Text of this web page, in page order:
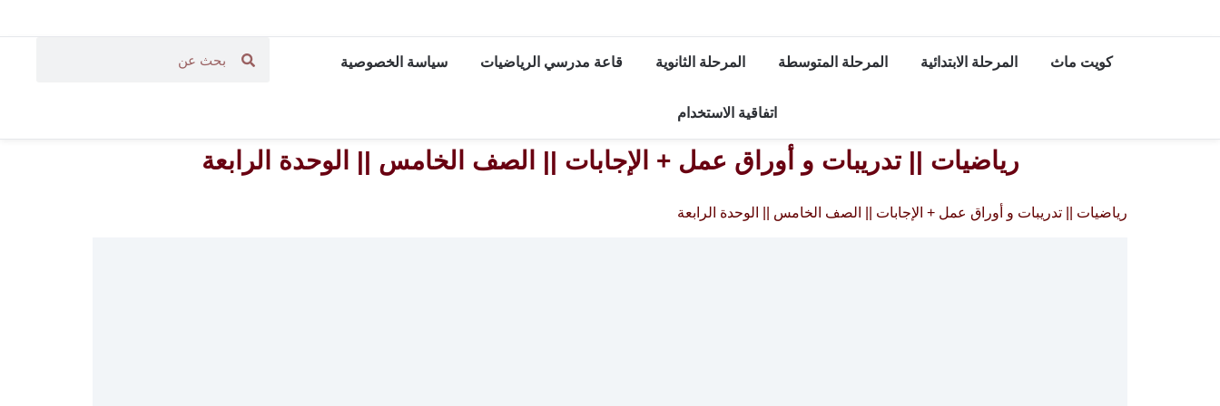
كويت ماث المرحلة الابتدائية المرحلة المتوسطة المرحلة الثانوية قاعة مدرسي الرياضيات سياسة الخصوصية
اتفاقية الاستخدام
رياضيات || تدريبات و أوراق عمل + الإجابات || الصف الخامس || الوحدة الرابعة
رياضيات || تدريبات و أوراق عمل + الإجابات || الصف الخامس || الوحدة الرابعة